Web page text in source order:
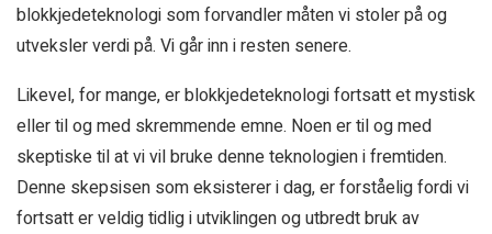
blokkjedeteknologi som forvandler måten vi stoler på og
utveksler verdi på. Vi går inn i resten senere.
Likevel, for mange, er blokkjedeteknologi fortsatt et mystisk
eller til og med skremmende emne. Noen er til og med
skeptiske til at vi vil bruke denne teknologien i fremtiden.
Denne skepsisen som eksisterer i dag, er forståelig fordi vi
fortsatt er veldig tidlig i utviklingen og utbredt bruk av